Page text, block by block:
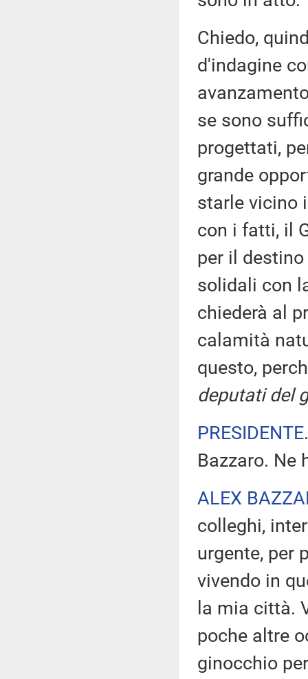
Chiedo,
d'indagine
se sono
progettati,
grande
starle vicino
con i fatti, il
per il
solidali con
chiederà al
calamità
questo,
deputati del
PRESIDENTE
Bazzaro. Ne
ALEX
colleghi,
urgente, per
vivendo in
la mia città.
poche altre
ginocchio